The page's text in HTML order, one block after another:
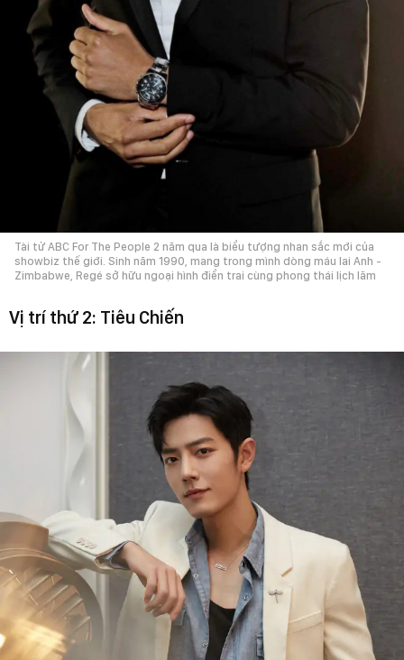
Tài tử ABC For The People 2 năm qua là biểu tượng nhan sắc mới của
showbiz thế giới. Sinh năm 1990, mang trong mình dòng máu lai Anh -
Zimbabwe, Regé sở hữu ngoại hình điển trai cùng phong thái lịch lãm
Vị trí thứ 2: Tiêu Chiến